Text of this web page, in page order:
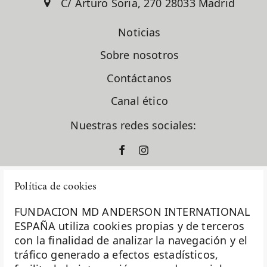
Política de cookies
FUNDACION MD ANDERSON INTERNATIONAL
ESPAÑA utiliza cookies propias y de terceros
con la finalidad de analizar la navegación y el
tráfico generado a efectos estadísticos,
Dr. Raúl Márquez Vázquez
Dra. Gema Moreno Bueno
Dra. Laura García Estévez
Dra. Natalia Carballo
Dra. Pilar López Criado
ensayos clínicos
evento solidario
formación
fundación diversión solidaria
Fundación Excelentia
Fundación MD Anderson España
Fundación Siglo Futuro
Gastroenterología
C/ Arturo Soria, 270 28033 Madrid
Noticias
Sobre nosotros
Contáctanos
Canal ético
Nuestras redes sociales:
La Fundación MD Anderson España - Hospiten es
miembro de laAsociación Española de Fundaciones